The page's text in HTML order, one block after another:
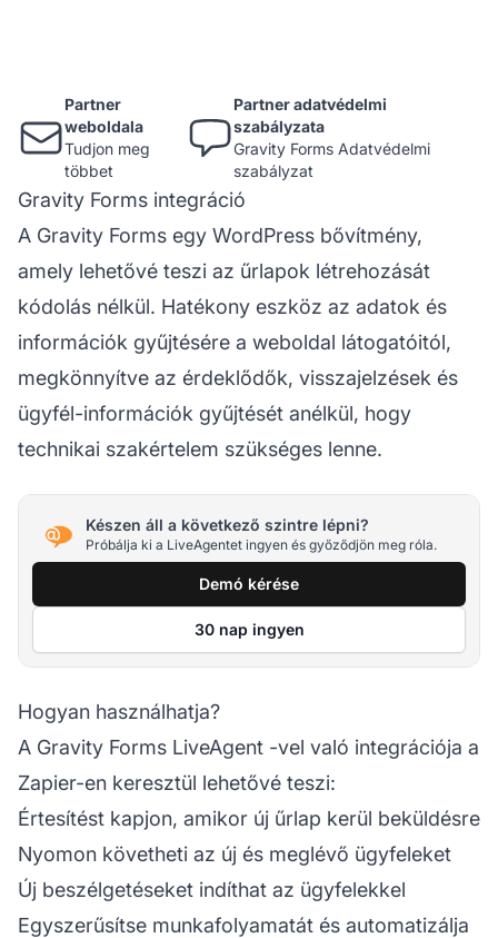
Partner
weboldala
Tudjon meg
többet
Partner adatvédelmi
szabályzata
Gravity Forms Adatvédelmi
szabályzat
Gravity Forms integráció
A Gravity Forms egy WordPress bővítmény,
amely lehetővé teszi az űrlapok létrehozását
kódolás nélkül. Hatékony eszköz az adatok és
információk gyűjtésére a weboldal látogatóitól,
megkönnyítve az érdeklődők, visszajelzések és
ügyfél-információk gyűjtését anélkül, hogy
technikai szakértelem szükséges lenne.
Készen áll a következő szintre lépni?
Próbálja ki a LiveAgentet ingyen és győződjön meg róla.
Demó kérése
30 nap ingyen
Hogyan használhatja?
A Gravity Forms LiveAgent -vel való integrációja a
Zapier-en keresztül lehetővé teszi:
Értesítést kapjon, amikor új űrlap kerül beküldésre
Nyomon követheti az új és meglévő ügyfeleket
Új beszélgetéseket indíthat az ügyfelekkel
Egyszerűsítse munkafolyamatát és automatizálja